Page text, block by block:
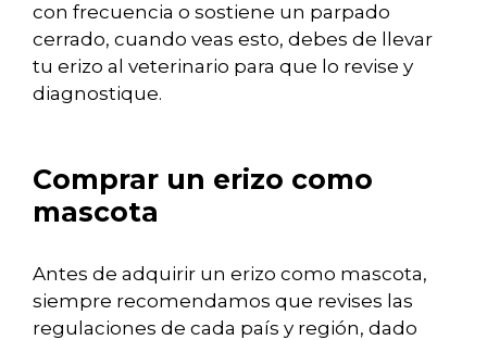
con frecuencia o sostiene un parpado
cerrado, cuando veas esto, debes de llevar
tu erizo al veterinario para que lo revise y
diagnostique.
Comprar un erizo como
mascota
Antes de adquirir un erizo como mascota,
siempre recomendamos que revises las
regulaciones de cada país y región, dado